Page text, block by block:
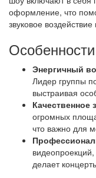
оформление, что
звуковое воздействие
Энергичный
Лидер группы
выстраивая
Качественное
огромных
что важно для
делает